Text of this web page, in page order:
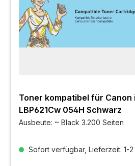
Toner kompatibel für Canon
LBP621Cw 054H Schwarz
Ausbeute: ~ Black 3.200 Seiten
Sofort verfügbar, Lieferzeit: 1-